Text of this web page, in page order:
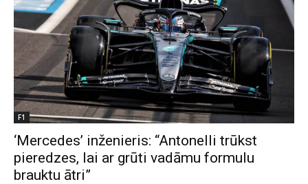
F1
‘Mercedes’ inženieris: “Antonelli trūkst
pieredzes, lai ar grūti vadāmu formulu
brauktu ātri”